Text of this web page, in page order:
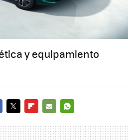
y equipamiento
MAIL